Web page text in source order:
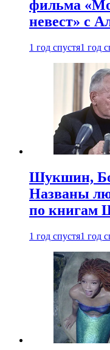
фильма
невест» с
1 год спустя1 год
Шукшин,
Названы
по книгам
1 год спустя1 год